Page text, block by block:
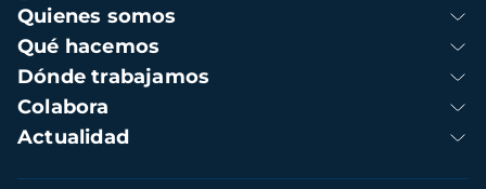
Navegación
principal
Quienes somos
Qué hacemos
Dónde trabajamos
Colabora
Actualidad